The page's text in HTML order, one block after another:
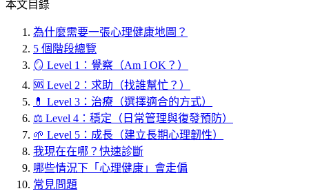
本文目錄
為什麼需要一張心理健康地圖？
5 個階段總覽
🪞 Level 1：覺察（Am I OK？）
🆘 Level 2：求助（找誰幫忙？）
💊 Level 3：治療（選擇適合的方式）
⚖️ Level 4：穩定（日常管理與復發預防）
🌱 Level 5：成長（建立長期心理韌性）
我現在在哪？快速診斷
哪些情況下「心理健康」會走偏
常見問題